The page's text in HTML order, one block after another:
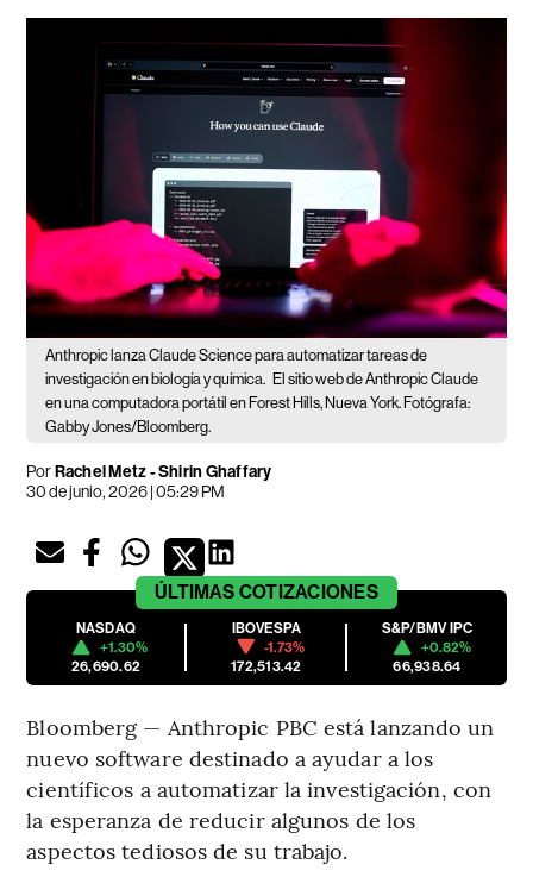
Anthropic lanza Claude Science para automatizar tareas de
investigación en biología y química. El sitio web de Anthropic Claude
en una computadora portátil en Forest Hills, Nueva York. Fotógrafa:
Gabby Jones/Bloomberg.
PorRachel Metz - Shirin Ghaffary
30 de junio, 2026 | 05:29 PM
ÚLTIMAS COTIZACIONES
NASDAQ
+1.30%
26,690.62
IBOVESPA
-1.73%
172,513.42
S&P/BMV IPC
+0.82%
66,938.64
Bloomberg — Anthropic PBC está lanzando un
nuevo software destinado a ayudar a los
científicos a automatizar la investigación, con
la esperanza de reducir algunos de los
aspectos tediosos de su trabajo.